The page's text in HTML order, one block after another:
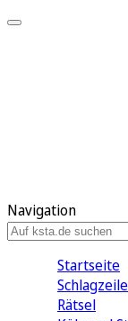
Navigation
Startseite
Rätsel